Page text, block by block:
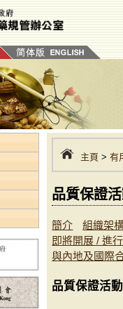
主頁 >有
品質保證
簡介 組織架
即將開展 / 進
與內地及國際
品質保證活動